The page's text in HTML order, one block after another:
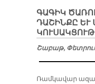
ԳԱԳԻԿ
ԴԱՇԻՆՔԸ ԵՒ
Շաբաթ,
Ռամ­կա­վար